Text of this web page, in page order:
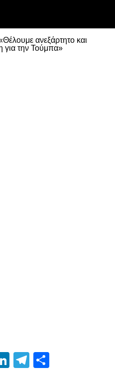
ανεξάρτητο και
για την Τούμπα»
LinkedIn
Telegram